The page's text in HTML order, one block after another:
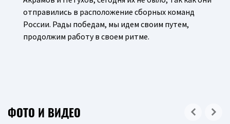
отправились в расположение сборных команд
России. Рады победам, мы идем своим путем,
продолжим работу в своем ритме.
ФОТО И ВИДЕО